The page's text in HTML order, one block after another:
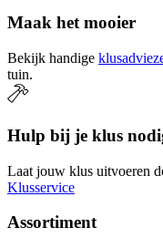
Maak het mooier
Bekijk handige
tuin.
Hulp bij je klus
Laat jouw klus uitvoeren
Klusservice
Assortiment